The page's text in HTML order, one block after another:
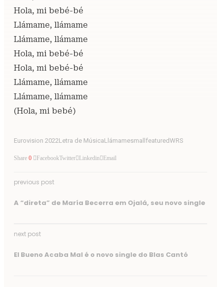
Hola, mi bebé-bé
Llámame, llámame
Llámame, llámame
Hola, mi bebé-bé
Hola, mi bebé-bé
Llámame, llámame
Llámame, llámame
(Hola, mi bebé)
Eurovision 2022Letra de MúsicaLlámamesmallfeaturedWRS
Share 0 FacebookTwitter Linkedin Email
previous post
A “direta” de María Becerra em Ojalá, seu novo single
next post
El Bueno Acaba Mal é o novo single do Blas Cantó